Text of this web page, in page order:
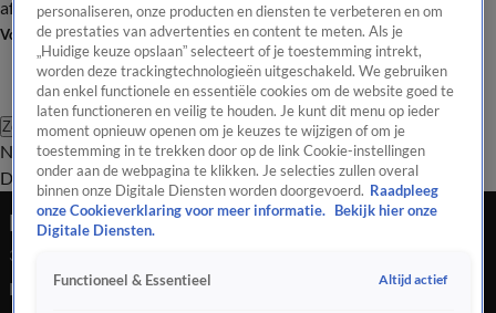
afleveringVideo's Nieuws van de Dag Podcast
Volg Nieuws van de Dag
Zoeken
Nieuws van de DagOpinie van de
Dag
Video'sUitzendingen PodcastPanelContact
Prijsdaling aan de pomp blijft achter
3 juli 2026, 18:19
Het is veel automobilisten een doorn in het oog: de olieprijs
personaliseren, onze producten en diensten te verbeteren en om
de prestaties van advertenties en content te meten. Als je
„Huidige keuze opslaan” selecteert of je toestemming intrekt,
worden deze trackingtechnologieën uitgeschakeld. We gebruiken
dan enkel functionele en essentiële cookies om de website goed te
laten functioneren en veilig te houden. Je kunt dit menu op ieder
moment opnieuw openen om je keuzes te wijzigen of om je
toestemming in te trekken door op de link Cookie-instellingen
onder aan de webpagina te klikken. Je selecties zullen overal
binnen onze Digitale Diensten worden doorgevoerd. Raadpleeg
onze Cookieverklaring voor meer informatie.
Bekijk hier onze
Digitale Diensten.
Functioneel & Essentieel Altijd actief